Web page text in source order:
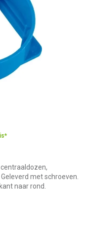
met schroeven.
naar rond.